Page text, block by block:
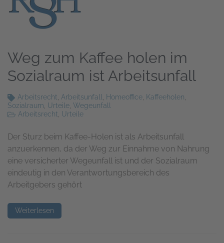
Weg zum Kaffee holen im
Sozialraum ist Arbeitsunfall
Arbeitsrecht Arbeitsunfall Homeoffice Kaffeeholen
Sozialraum Urteile Wegeunfall
Arbeitsrecht Urteile
Der Sturz beim Kaffee-Holen ist als Arbeitsunfall
anzuerkennen, da der Weg zur Einnahme von Nahrung
eine versicherter Wegeunfall ist und der Sozialraum
eindeutig in den Verantwortungs­bereich des
Arbeitgebers gehört
Weiterlesen